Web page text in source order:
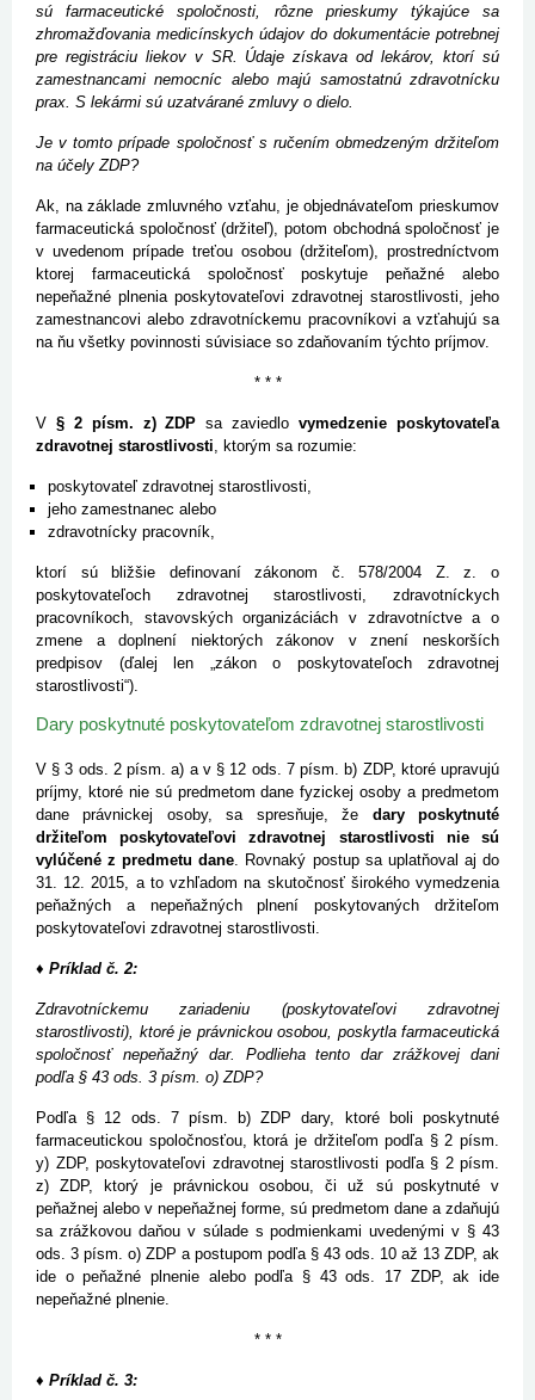
sú farmaceutické spoločnosti, rôzne prieskumy týkajúce sa
zhromažďovania medicínskych údajov do dokumentácie potrebnej
pre registráciu liekov v SR. Údaje získava od lekárov, ktorí sú
zamestnancami nemocníc alebo majú samostatnú zdravotnícku
prax. S lekármi sú uzatvárané zmluvy o dielo.
Je v tomto prípade spoločnosť s ručením obmedzeným držiteľom
na účely ZDP?
Ak, na základe zmluvného vzťahu, je objednávateľom prieskumov
farmaceutická spoločnosť (držiteľ), potom obchodná spoločnosť je
v uvedenom prípade treťou osobou (držiteľom), prostredníctvom
ktorej farmaceutická spoločnosť poskytuje peňažné alebo
nepeňažné plnenia poskytovateľovi zdravotnej starostlivosti, jeho
zamestnancovi alebo zdravotníckemu pracovníkovi a vzťahujú sa
na ňu všetky povinnosti súvisiace so zdaňovaním týchto príjmov.
* * *
V § 2 písm. z) ZDP sa zaviedlo vymedzenie poskytovateľa
zdravotnej starostlivosti, ktorým sa rozumie:
poskytovateľ zdravotnej starostlivosti,
jeho zamestnanec alebo
zdravotnícky pracovník,
ktorí sú bližšie definovaní zákonom č. 578/2004 Z. z. o
poskytovateľoch zdravotnej starostlivosti, zdravotníckych
pracovníkoch, stavovských organizáciách v zdravotníctve a o
zmene a doplnení niektorých zákonov v znení neskorších
predpisov (ďalej len „zákon o poskytovateľoch zdravotnej
starostlivosti“).
Dary poskytnuté poskytovateľom zdravotnej starostlivosti
V § 3 ods. 2 písm. a) a v § 12 ods. 7 písm. b) ZDP, ktoré upravujú
príjmy, ktoré nie sú predmetom dane fyzickej osoby a predmetom
dane právnickej osoby, sa spresňuje, že dary poskytnuté
držiteľom poskytovateľovi zdravotnej starostlivosti nie sú
vylúčené z predmetu dane. Rovnaký postup sa uplatňoval aj do
31. 12. 2015, a to vzhľadom na skutočnosť širokého vymedzenia
peňažných a nepeňažných plnení poskytovaných držiteľom
poskytovateľovi zdravotnej starostlivosti.
♦ Príklad č. 2:
Zdravotníckemu zariadeniu (poskytovateľovi zdravotnej
starostlivosti), ktoré je právnickou osobou, poskytla farmaceutická
spoločnosť nepeňažný dar. Podlieha tento dar zrážkovej dani
podľa § 43 ods. 3 písm. o) ZDP?
Podľa § 12 ods. 7 písm. b) ZDP dary, ktoré boli poskytnuté
farmaceutickou spoločnosťou, ktorá je držiteľom podľa § 2 písm.
y) ZDP, poskytovateľovi zdravotnej starostlivosti podľa § 2 písm.
z) ZDP, ktorý je právnickou osobou, či už sú poskytnuté v
peňažnej alebo v nepeňažnej forme, sú predmetom dane a zdaňujú
sa zrážkovou daňou v súlade s podmienkami uvedenými v § 43
ods. 3 písm. o) ZDP a postupom podľa § 43 ods. 10 až 13 ZDP, ak
ide o peňažné plnenie alebo podľa § 43 ods. 17 ZDP, ak ide
nepeňažné plnenie.
* * *
♦ Príklad č. 3: